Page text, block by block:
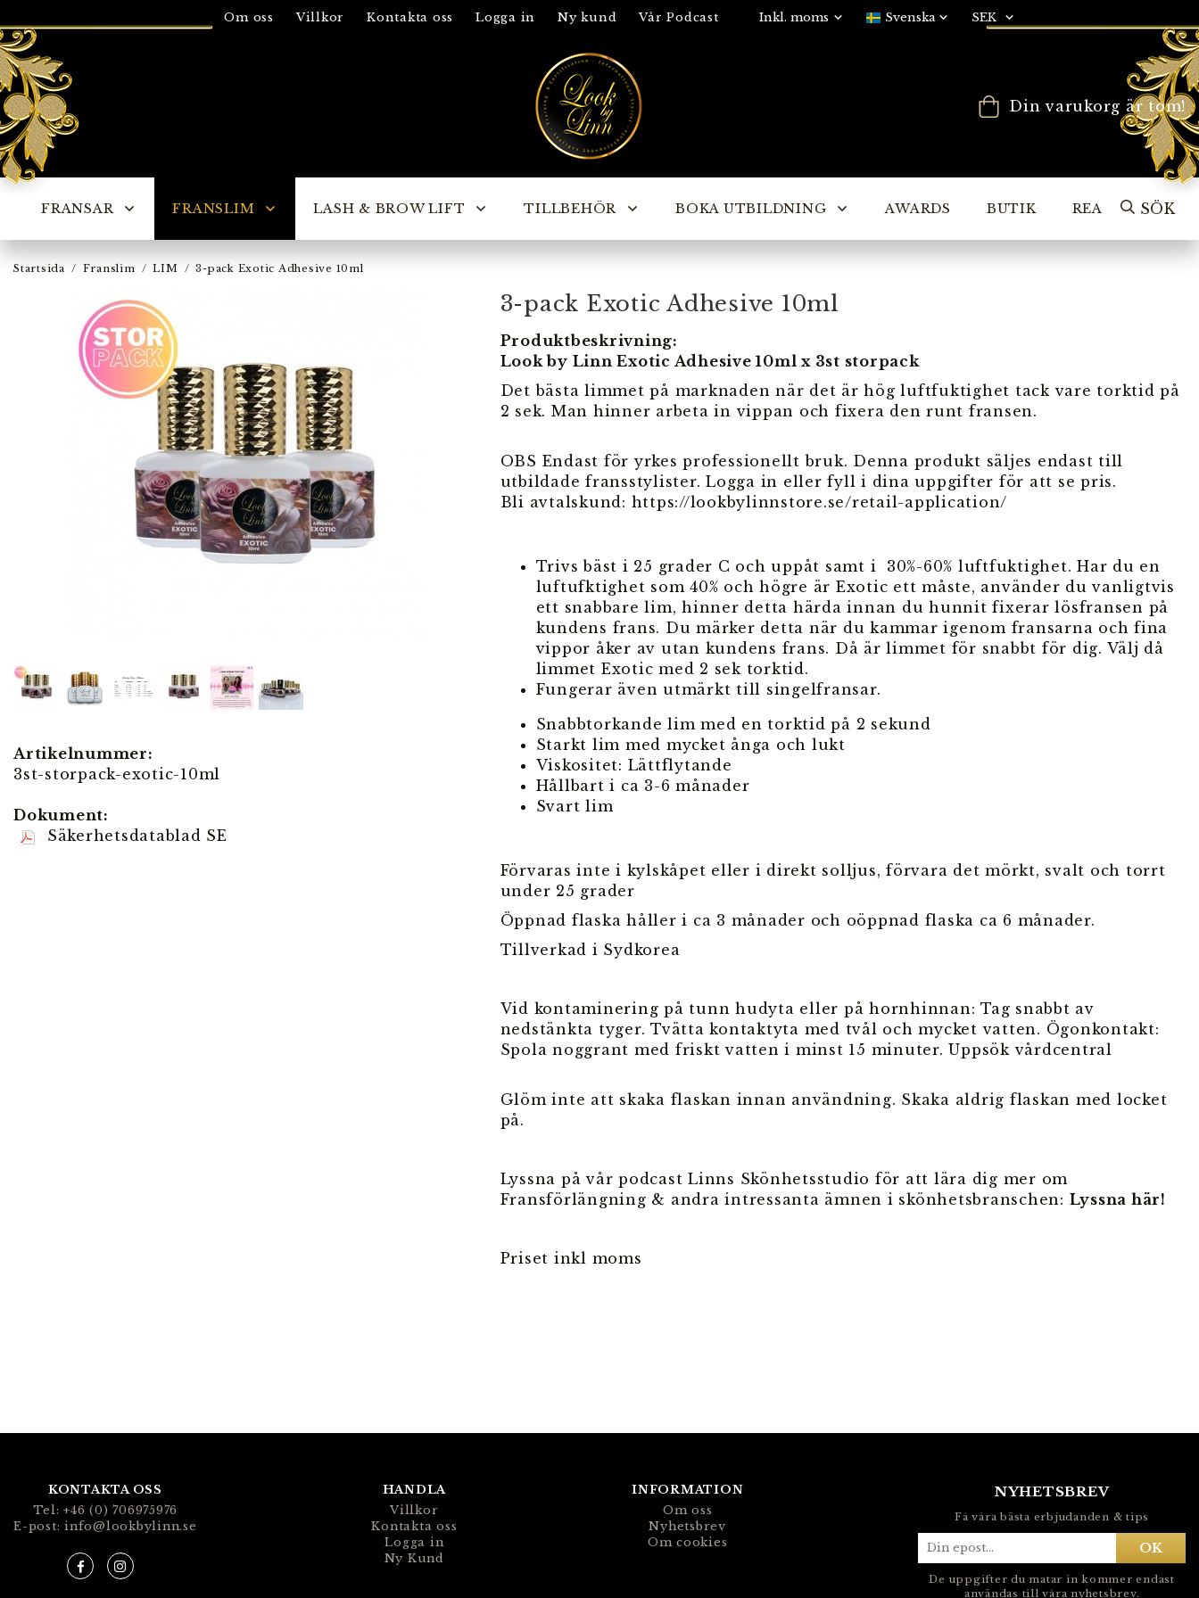
Om oss Villkor Kontakta oss Logga in Ny kund Vår Podcast
Din varukorg är tom!
FRANSAR FRANSLIM LASH & BROW LIFT TILLBEHÖR BOKA UTBILDNING AWARDS BUTIK REA SÖK
Startsida / Franslim / LIM / 3-pack Exotic Adhesive 10ml
3-pack Exotic Adhesive 10ml
Produktbeskrivning:
Look by Linn Exotic Adhesive 10ml x 3st storpack
Det bästa limmet på marknaden när det är hög luftfuktighet tack vare torktid på
2 sek. Man hinner arbeta in vippan och fixera den runt fransen.
OBS Endast för yrkes professionellt bruk. Denna produkt säljes endast till
utbildade fransstylister. Logga in eller fyll i dina uppgifter för att se pris.
Bli avtalskund: https://lookbylinnstore.se/retail-application/
Trivs bäst i 25 grader C och uppåt samt i 30%-60% luftfuktighet. Har du en
luftufktighet som 40% och högre är Exotic ett måste, använder du vanligtvis
ett snabbare lim, hinner detta härda innan du hunnit fixerar lösfransen på
kundens frans. Du märker detta när du kammar igenom fransarna och fina
vippor åker av utan kundens frans. Då är limmet för snabbt för dig. Välj då
limmet Exotic med 2 sek torktid.
Fungerar även utmärkt till singelfransar.
Snabbtorkande lim med en torktid på 2 sekund
Starkt lim med mycket ånga och lukt
Viskositet: Lättflytande
Hållbart i ca 3-6 månader
Svart lim
Förvaras inte i kylskåpet eller i direkt solljus, förvara det mörkt, svalt och torrt
under 25 grader
Öppnad flaska håller i ca 3 månader och oöppnad flaska ca 6 månader.
Tillverkad i Sydkorea
Vid kontaminering på tunn hudyta eller på hornhinnan: Tag snabbt av
nedstänkta tyger. Tvätta kontaktyta med tvål och mycket vatten. Ögonkontakt:
Spola noggrant med friskt vatten i minst 15 minuter. Uppsök vårdcentral
Glöm inte att skaka flaskan innan användning. Skaka aldrig flaskan med locket
på.
Lyssna på vår podcast Linns Skönhetsstudio för att lära dig mer om
Fransförlängning & andra intressanta ämnen i skönhetsbranschen: Lyssna här!
Priset inkl moms
Artikelnummer:
3st-storpack-exotic-10ml
Dokument:
Säkerhetsdatablad SE
KONTAKTA OSS
Tel: +46 (0) 706975976
E-post: info@lookbylinn.se
HANDLA
Villkor
Kontakta oss
Logga in
Ny Kund
INFORMATION
Om oss
Nyhetsbrev
Om cookies
NYHETSBREV
Få våra bästa erbjudanden & tips
OK
De uppgifter du matar in kommer endast
användas till våra nyhetsbrev.